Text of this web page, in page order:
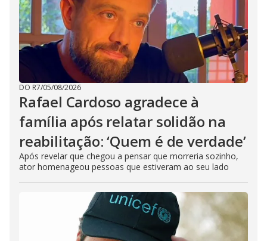
DO R7/05/08/2026
Rafael Cardoso agradece à
família após relatar solidão na
reabilitação: ‘Quem é de verdade’
Após revelar que chegou a pensar que morreria sozinho,
ator homenageou pessoas que estiveram ao seu lado